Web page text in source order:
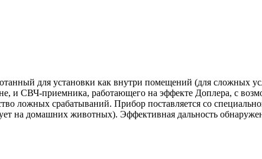
для установки как внутри помещений (для сложных
и СВЧ-приемника, работающего на эффекте Доплера, с
ложных срабатываний. Прибор поставляется со
на домашних животных). Эффективная дальность